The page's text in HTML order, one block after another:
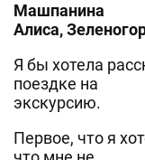
Машпанина
Алиса,
Я бы хотела
поездке на
экскурсию.
Первое, что я